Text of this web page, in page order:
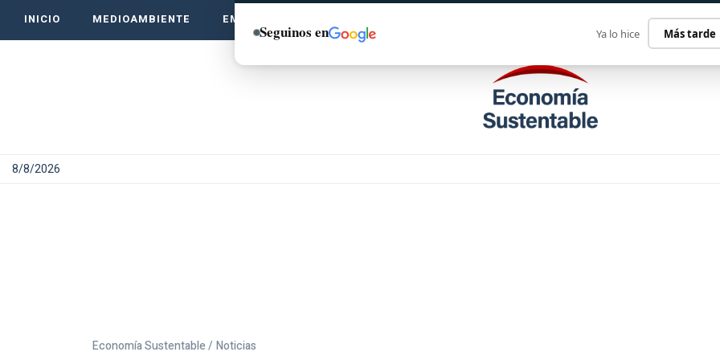
INICIO MEDIOAMBIENTE EMPRENDE VERDE
8/8/2026
Economía Sustentable / Noticias
Seguinos en Ya lo hice Más tarde